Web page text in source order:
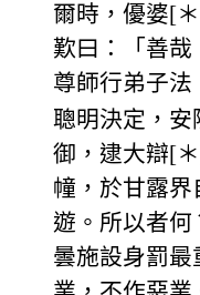
爾時，優婆[
歎曰：「善哉
尊師行弟子法
聰明決定，安
御，逮大辯[
幢，於甘露界
遊。所以者何
曇施設身罰最